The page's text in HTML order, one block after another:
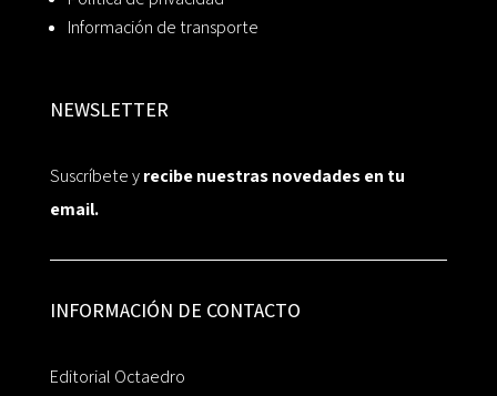
Información de transporte
NEWSLETTER
Suscríbete yrecibe nuestras novedades en tu
email.
INFORMACIÓN DE CONTACTO
Editorial Octaedro